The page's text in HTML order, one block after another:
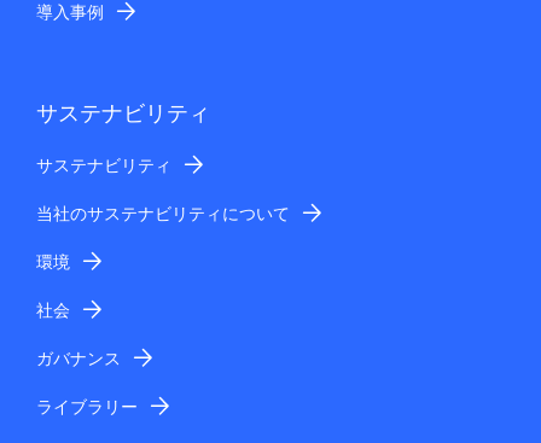
導入事例
サステナビリティ
サステナビリティ
当社のサステナビリティについて
環境
社会
ガバナンス
ライブラリー